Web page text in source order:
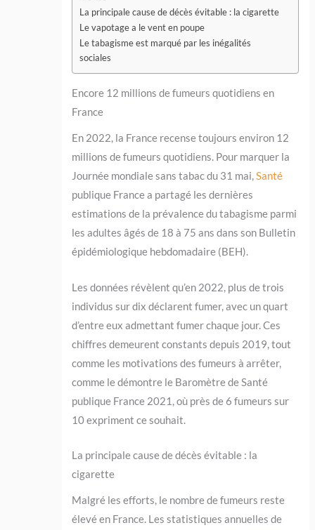
La principale cause de décès évitable : la cigarette
Le vapotage a le vent en poupe
Le tabagisme est marqué par les inégalités
sociales
Encore 12 millions de fumeurs quotidiens en
France
En 2022, la France recense toujours environ 12
millions de fumeurs quotidiens. Pour marquer la
Journée mondiale sans tabac du 31 mai,Santé
publique France a partagé les dernières
estimations de la prévalence du tabagisme parmi
les adultes âgés de 18 à 75 ans dans son Bulletin
épidémiologique hebdomadaire (BEH).
Les données révèlent qu’en 2022, plus de trois
individus sur dix déclarent fumer, avec un quart
d’entre eux admettant fumer chaque jour. Ces
chiffres demeurent constants depuis 2019, tout
comme les motivations des fumeurs à arrêter,
comme le démontre le Baromètre de Santé
publique France 2021, où près de 6 fumeurs sur
10 expriment ce souhait.
La principale cause de décès évitable : la
cigarette
Malgré les efforts, le nombre de fumeurs reste
élevé en France. Les statistiques annuelles de